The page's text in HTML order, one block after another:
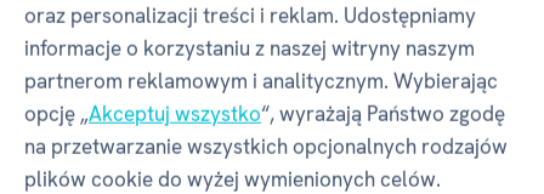
Iga
14. 02. 2025
Zakup potwierdzony
Bardzo polecamy :)
oraz personalizacji treści i reklam. Udostępniamy
informacje o korzystaniu z naszej witryny naszym
partnerom reklamowym i analitycznym. Wybierając
opcję „Akceptuj wszystko“, wyrażają Państwo zgodę
na przetwarzanie wszystkich opcjonalnych rodzajów
plików cookie do wyżej wymienionych celów.